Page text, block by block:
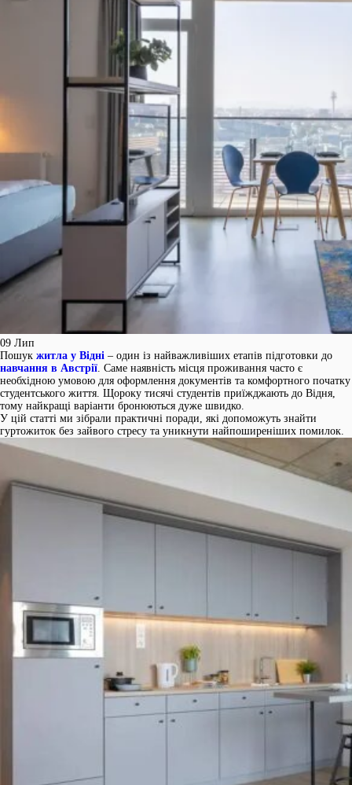
09 Лип
Пошук житла у Відні – один із найважливіших етапів підготовки до
навчання в Австрії. Саме наявність місця проживання часто є
необхідною умовою для оформлення документів та комфортного початку
студентського життя. Щороку тисячі студентів приїжджають до Відня,
тому найкращі варіанти бронюються дуже швидко.
У цій статті ми зібрали практичні поради, які допоможуть знайти
гуртожиток без зайвого стресу та уникнути найпоширеніших помилок.